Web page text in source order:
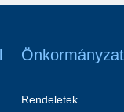
Önkormányzat
Rendeletek